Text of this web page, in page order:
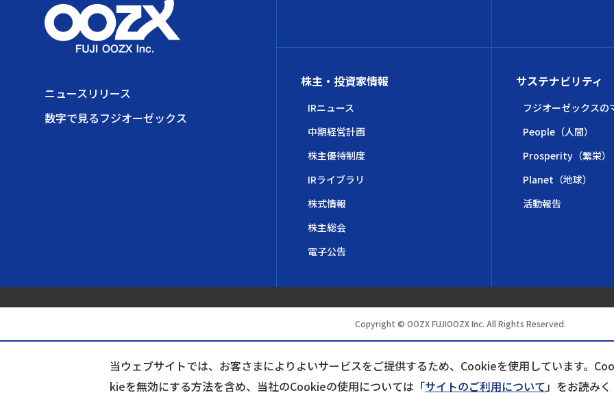
ニュースリリース
数字で見るフジオーゼックス
株主・投資家情報
IRニュース
中期経営計画
株主優待制度
IRライブラリ
株式情報
株主総会
電子公告
サステナビリティ
フジオーゼックスの
People（人間）
Prosperity（繁栄）
Planet（地球）
活動報告
Copyright © OOZX FUJIOOZX Inc. All Rights Reserved.
当ウェブサイトでは、お客さまによりよいサービスをご提供するため、Cookieを使用しています。Coo
kieを無効にする方法を含め、当社のCookieの使用については「サイトのご利用について」をお読みく